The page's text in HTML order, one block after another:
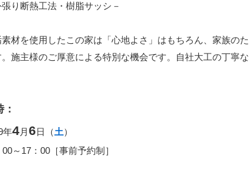
張り断熱工法・樹脂サッシ－
材を使用したこの家は「心地よさ」はもちろん、家族の
。施主様のご厚意による特別な機会です。自社大工の丁寧
：
年4月6日（土）
00～17：00［事前予約制］